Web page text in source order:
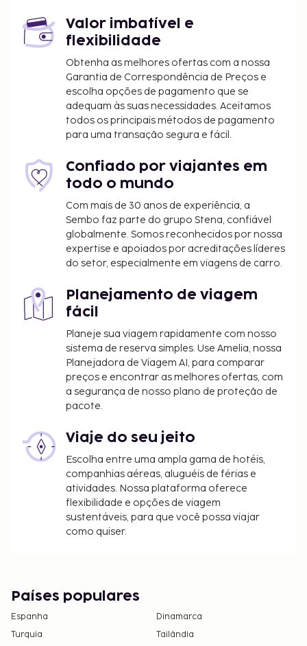
As principais comodidades incluem uma lavandaria,
multibanco/serviços bancários e elevador. Há
estacionamento limitado no local. Com as pistas de
esqui literalmente à porta, Esta casa de férias
oferece ainda uma piscina exterior e uma piscina
interior. Serviços de concierge, armazenamento de
esquis e churrasqueiras são algumas das
comodidades adicionais disponíveis nesta casa de
férias.
O alojamento irá solicitar-lhe o pagamento dos
aplicáveis:
As taxas de limpeza variam consoante a
duração da estadia e a unidade
comunicou.
Berços disponíveis
A lista anterior pode não estar completa. As taxas e
os depósitos podem não incluir impostos e estão
sujeitos a alterações.
As crianças não pagam quando dormem no
existentes.
Disponibilização de opções de pagamento sem
numerário em todas as transações.
Valor imbatível e
flexibilidade
Obtenha as melhores ofertas com a nossa
Garantia de Correspondência de Preços e
escolha opções de pagamento que se
adequam às suas necessidades. Aceitamos
todos os principais métodos de pagamento
para uma transação segura e fácil.
Confiado por viajantes em
todo o mundo
Com mais de 30 anos de experiência, a
Sembo faz parte do grupo Stena, confiável
globalmente. Somos reconhecidos por nossa
expertise e apoiados por acreditações líderes
do setor, especialmente em viagens de carro.
Planejamento de viagem
fácil
Planeje sua viagem rapidamente com nosso
sistema de reserva simples. Use Amelia, nossa
Planejadora de Viagem AI, para comparar
preços e encontrar as melhores ofertas, com
a segurança de nosso plano de proteção de
pacote.
Viaje do seu jeito
Escolha entre uma ampla gama de hotéis,
companhias aéreas, aluguéis de férias e
atividades. Nossa plataforma oferece
flexibilidade e opções de viagem
sustentáveis, para que você possa viajar
como quiser.
Países populares
Espanha
Dinamarca
Turquia
Tailândia